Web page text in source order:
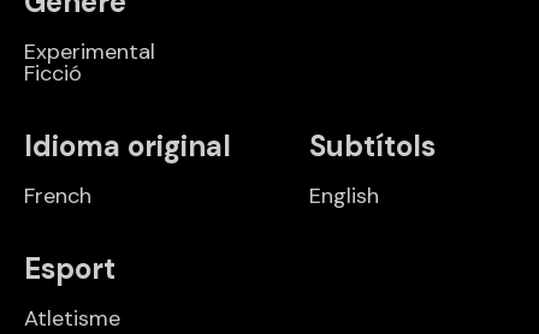
Experimental
Ficció
Idioma original
French
Subtítols
English
Esport
Atletisme